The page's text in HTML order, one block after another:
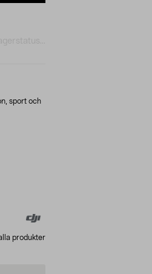
sport och
produkter